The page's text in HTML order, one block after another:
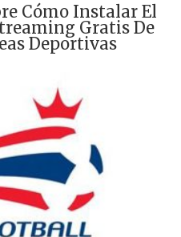
Cómo Instalar El
Gratis De
Deportivas